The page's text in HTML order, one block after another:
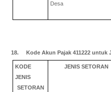
Desa
18. Kode Akun Pajak 411222 untuk
KODE
JENIS
SETORAN
JENIS SETORAN